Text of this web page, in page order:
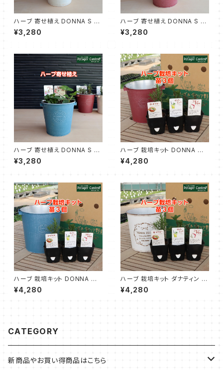
ハーブ 寄せ植え DONNA S 白
苗2個
¥3,280
ハーブ 寄せ植え DONNA S 赤
苗2個
¥3,280
ハーブ 寄せ植え DONNA S 青
苗2個
¥3,280
ハーブ 栽培キット DONNA M
赤 苗3個
¥4,280
ハーブ 栽培キット DONNA M
青 苗3個
¥4,280
ハーブ 栽培キット ダナティン 丸
中 白 苗3個
¥4,280
CATEGORY
新商品やお買い得商品はこちら